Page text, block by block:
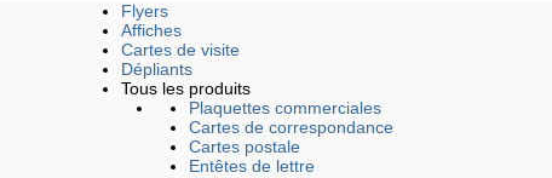
Flyers
Affiches
Cartes de visite
Dépliants
Tous les produits
Plaquettes commerciales
Cartes de correspondance
Cartes postale
Entêtes de lettre